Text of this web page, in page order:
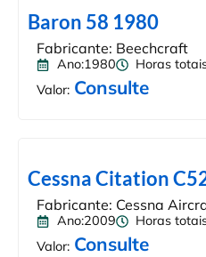
Baron 58 1980
Fabricante: Beechcraft
Ano:1980 Horas
Valor: Consulte
Cessna Citation
Fabricante: Cessna
Ano:2009 Horas
Valor: Consulte